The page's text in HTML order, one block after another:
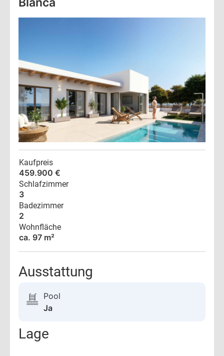
Kaufpreis
459.900 €
Schlafzimmer
3
Badezimmer
2
Wohnfläche
ca. 97 m²
Ausstattung
Pool
Ja
Lage